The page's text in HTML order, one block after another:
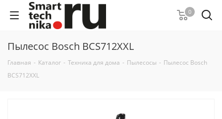
0
Пылесос Bosch BCS712XXL
Главная - Каталог - Техника для дома - Пылесосы - Пылесос Bosch
BCS712XXL